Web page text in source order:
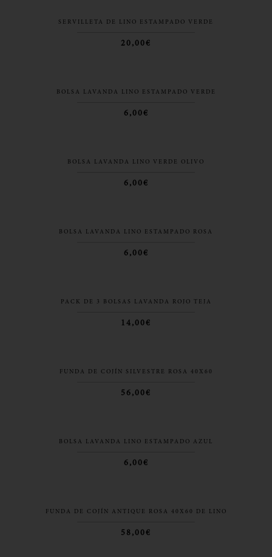
SERVILLETA DE LINO ESTAMPADO VERDE
20,00€
BOLSA LAVANDA LINO ESTAMPADO VERDE
6,00€
BOLSA LAVANDA LINO VERDE OLIVO
6,00€
BOLSA LAVANDA LINO ESTAMPADO ROSA
6,00€
PACK DE 3 BOLSAS LAVANDA ROJO TEJA
14,00€
FUNDA DE COJÍN SILVESTRE ROSA 40X60
56,00€
BOLSA LAVANDA LINO ESTAMPADO AZUL
6,00€
FUNDA DE COJÍN ANTIQUE ROSA 40X60 DE LINO
58,00€